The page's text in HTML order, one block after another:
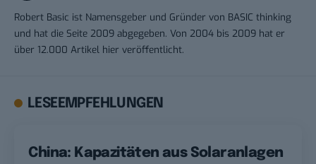
Robert Basic ist Namensgeber und Gründer von BASIC thinking
und hat die Seite 2009 abgegeben. Von 2004 bis 2009 hat er
über 12.000 Artikel hier veröffentlicht.
LESEEMPFEHLUNGEN
China: Kapazitäten aus Solaranlagen